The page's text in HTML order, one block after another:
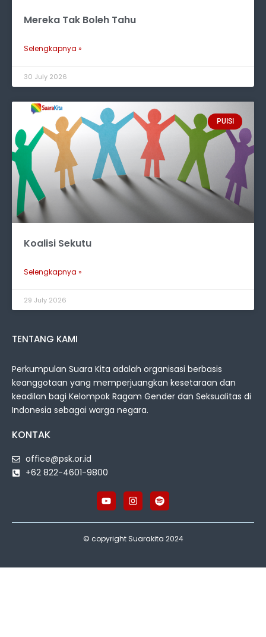
Mereka Tak Boleh Tahu
Selengkapnya »
30 July 2026
PUISI
Koalisi Sekutu
Selengkapnya »
29 July 2026
TENTANG KAMI
Perkumpulan Suara Kita adalah organisasi berbasis
keanggotaan yang memperjuangkan kesetaraan dan
keadilan bagi Kelompok Ragam Gender dan Seksualitas di
Indonesia sebagai warga negara.
KONTAK
office@psk.or.id
+62 822-4601-9800
© copyright Suarakita 2024